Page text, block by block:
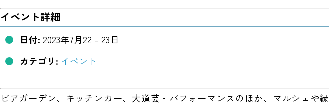
イベント詳細
日付: 2023年7月22 – 23日
カテゴリ: イベント
ビアガーデン、キッチンカー、大道芸・パフォーマンスのほか、マルシェや